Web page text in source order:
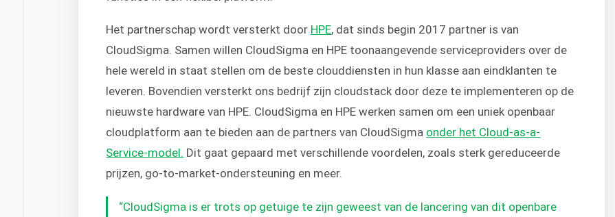
Het partnerschap wordt versterkt door HPE, dat sinds begin 2017 partner is van
CloudSigma. Samen willen CloudSigma en HPE toonaangevende serviceproviders over de
hele wereld in staat stellen om de beste clouddiensten in hun klasse aan eindklanten te
leveren. Bovendien versterkt ons bedrijf zijn cloudstack door deze te implementeren op de
nieuwste hardware van HPE. CloudSigma en HPE werken samen om een uniek openbaar
cloudplatform aan te bieden aan de partners van CloudSigma onder het Cloud-as-a-
Service-model. Dit gaat gepaard met verschillende voordelen, zoals sterk gereduceerde
prijzen, go-to-market-ondersteuning en meer.
“CloudSigma is er trots op getuige te zijn geweest van de lancering van dit openbare